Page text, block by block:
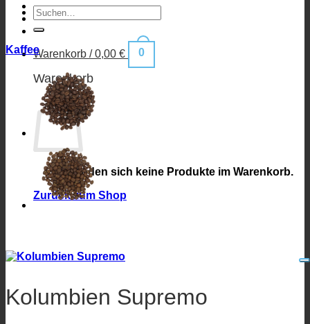
Warenkorb /0,00 € 0
Warenkorb
Es befinden sich keine Produkte im Warenkorb.
Zurück zum Shop
Suchen
nach:
Kaffee
Kolumbien Supremo